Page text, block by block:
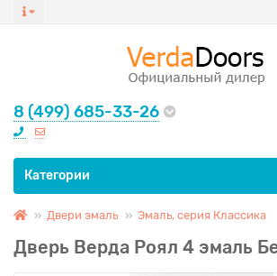
8 (499) 685-33-26
Все категории
Категории
Двери эмаль Эмаль, серия Классика
Дверь Верда Роял 4 эмаль